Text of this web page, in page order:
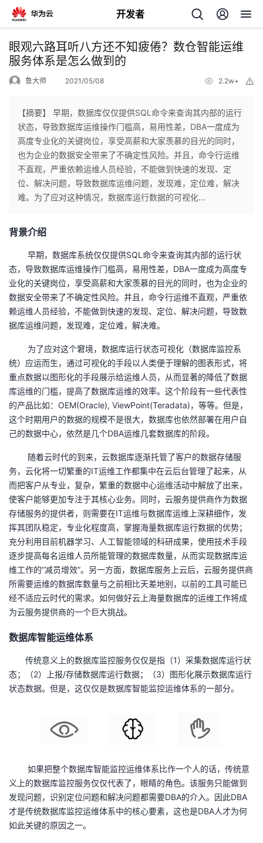
开发者
返
回
个
人
主
页
我
的
开
者
我
博
客
的
论
坛
我
的
圈
子
我
的
直
播
我
的
活
动
我
的
关
注
我
的
开
发
者
我
程
认
证
的
实
验
我
的
收
我
的
Programs
我
的
支
支
持
声
建
议
眼观六路耳听八方还不知疲倦？数仓智能运维
服务体系是怎么做到的
鲁大师 2021/05/08 2.2w+
【摘要】 早期，数据库仅仅提供SQL命令来查询其内部的运行
状态，导致数据库运维操作门槛高，易用性差，DBA一度成为
高度专业化的关键岗位，享受高薪和大家羡慕的目光的同时，
也为企业的数据安全带来了不确定性风险。并且，命令行运维
不直观，严重依赖运维人员经验，不能做到快速的发现、定
位、解决问题，导致数据库运维问题，发现难，定位难，解决
难。为了应对这种情况，数据库运行数据的可视化...
背景介绍
早期，数据库系统仅仅提供SQL命令来查询其内部的运行状
态，导致数据库运维操作门槛高，易用性差，DBA一度成为高度专
业化的关键岗位，享受高薪和大家羡慕的目光的同时，也为企业的
数据安全带来了不确定性风险。并且，命令行运维不直观，严重依
赖运维人员经验，不能做到快速的发现、定位、解决问题，导致数
据库运维问题，发现难，定位难，解决难。
为了应对这个窘境，数据库运行状态可视化（数据库监控系
统）应运而生，通过可视化的手段以人类便于理解的图表形式，将
重点数据以图形化的手段展示给运维人员，从而显著的降低了数据
库运维的门槛，提高了数据库运维的效率。这个阶段有一些代表性
的产品比如：OEM(Oracle), ViewPoint(Teradata)，等等。但是，
这个时期用户的数据的规模不是很大，数据库也依然部署在用户自
己的数据中心，依然是几个DBA运维几套数据库的阶段。
随着云时代的到来，云数据库逐渐托管了客户的数据存储服
务，云化将一切繁重的IT运维工作都集中在云后台管理了起来，从
而把客户从专业，复杂，繁重的数据中心运维活动中解放了出来，
使客户能够更加专注于其核心业务。同时，云服务提供商作为数据
存储服务的提供者，则需要在IT运维与数据库运维上深耕细作，发
挥其团队稳定，专业化程度高，掌握海量数据库运行数据的优势；
充分利用目前机器学习、人工智能领域的科研成果，使用技术手段
逐步提高每名运维人员所能管理的数据库数量，从而实现数据库运
维工作的“减员增效”。另一方面，数据库服务上云后，云服务提供商
所需要运维的数据库数量与之前相比天差地别，以前的工具可能已
经不适应云时代的需求。如何做好云上海量数据库的运维工作将成
为云服务提供商的一个巨大挑战。
数据库智能运维体系
传统意义上的数据库监控服务仅仅是指（1）采集数据库运行状
态；（2）上报/存储数据库运行数据；（3）图形化展示数据库运行
状态数据。但是，这仅仅是数据库智能监控运维体系的一部分。
如果把整个数据库智能监控运维体系比作一个人的话，传统意
义上的数据库监控服务仅仅代表了，眼睛的角色。该服务只能做到
发现问题，识别定位问题和解决问题都需要DBA的介入。因此DBA
才是传统数据库监控运维体系中的核心要素，这也是DBA人才为何
如此关键的原因之一。